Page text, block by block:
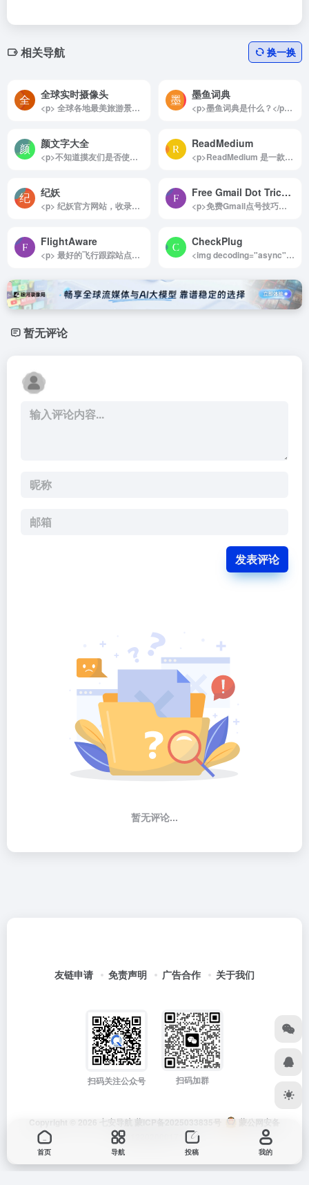
相关导航 换一换
全球实时摄像头
<p> 全球各地最美旅游景点实况摄像头。 </p>
墨鱼词典
<p>墨鱼词典是什么？</p><p>墨鱼词典，网络流行梗百科词典，它是一个专注于网络流行文化的在线百科全书，旨在为广大热梗爱好者提供一个交流和分享的平台。这个词典汇集了丰富多样的流行梗、热门词汇、俚语以及其他网络用语，涵盖了当下最受欢迎的网络文化现象。随着网络语言的不断演变，墨鱼词典也在持续更新，确保用户能够获取最新的流行信息和趋势。</p><p>为什么要创建墨鱼词典？</p><p>在当今数字化时代，网络语言和流行文化迅速发展，新的梗层出不穷，许多人在日常交流中常常会遇到不熟悉的词汇和表达。墨鱼词典的诞生正是为了填补这一空白，帮助用户更好地理解和使用这些流行语。通过这个平台，用户不仅可以查找和学习各种流行梗，还可以参与到社区讨论中，与其他热爱网络文化的人分享自己的见解和创意。</p><p>墨鱼词典的设计旨在提供一个友好和互动的环境，鼓励用户贡献自己的知识和经验。无论是对网络文化感兴趣的年轻人，还是希望了解最新流行趋势的各个年龄段的用户，都能在这里找到乐趣和启发。通过不断的更新和社区互动，墨鱼词典希望成为网络流行文化的权威参考，推动这一文化现象的传播与发展。</p><img decoding="async" data-src="//www.40000.net/wp-content/uploads/2024/12/20241215075501-675e8b5567202.webp" src="https://www.40000.net/wp-content/themes/onenav/images/t.png" alt="墨鱼词典">
颜文字大全
<p>不知道摸友们是否使用过颜文字，这个网站收集了大量颜文字表情，可以按照分类进行查找，或者按照关键词，可以直接复制颜文字到剪切板。难得一见的简洁网站。</p>
ReadMedium
<p>ReadMedium 是一款专为阅读爱好者打造的工具型网站，旨在免费解析 Medium 平台上的付费会员文章，让用户无需注册登录 Medium 账号，也不必订阅付费专区，就能轻松畅享优质内容。无论是想扩展知识领域，还是仅为满足阅读需求，ReadMedium 都提供了便捷的解决方案。</p><p>这款工具的使用方式简单高效，仅需几步即可实现免费阅读 Medium 会员文章：</p><p>直接解析文章链接：将目标 Medium 会员文章的链接复制到 ReadMedium 官网的输入框，点击“Go”按钮，即可解锁文章内容。<br>快速链接修改法：在 Medium 文章的网址前添加“read”一词，然后回车访问，即可直接解析并打开文章。例如，将 https://medium.com/&#8230; 改为 https://read.medium.com/&#8230;，文章内容瞬间呈现。<br>ReadMedium 的设计初衷是降低信息获取门槛，为更多人提供探索 Medium 深度内容的机会。它支持多种类型的文章解析，包括技术博客、商业案例、个人成长故事等，满足用户的多元化阅读需求。</p><p>作为一个便捷的内容访问工具，ReadMedium 特别适合那些对 Medium 内容感兴趣但暂未订阅会员的用户。它帮助用户在无额外付费的情况下，获取高质量的知识和灵感，是阅读爱好者不可多得的助力工具。</p><img decoding="async" data-src="//www.40000.net/wp-content/uploads/2024/12/20241215075354-675e8b12a5632.webp" src="https://www.40000.net/wp-content/themes/onenav/images/t.png" alt="ReadMedium">
纪妖
<p> 纪妖官方网站，收录中华上下具有历史意义的怪力乱神文化，包括但不仅限于妖，怪，神，魔，鬼，精，仙等，纪妖网带你了解古今中外不同的文化知识。 </p>
Free Gmail Dot Trick Generator
<p>免费Gmail点号技巧生成器是一款实用的工具，允许用户通过一个Gmail地址生成多个账户。这一技巧可以用于多种场景，例如在同一Gmail账号下注册多个网站账户，或者保护用户的隐私。此外，这个生成器也被称为Google Mail技巧、Gmail点号技巧、假Gmail生成器等。</p><p>该技巧的原理在于Gmail会自动忽略电子邮件地址中的点号。这一设计是为了减少用户在输入电子邮件时可能出现的拼写错误。然而，许多网站却将带有点号的电子邮件视为不同的电子邮件ID。因此，用户在注册新网站时，可以在电子邮件中添加点号，从而充分利用Gmail地址的灵活性，轻松创建多个账户。</p><img decoding="async" data-src="//www.40000.net/wp-content/uploads/2024/12/20241215075454-675e8b4eb1afb.webp" src="https://www.40000.net/wp-content/themes/onenav/images/t.png" alt="Free Gmail Dot Trick Generator">
FlightAware
<p> 最好的飞行跟踪站点：实时跟踪地图、飞行状态、航空公司航班延误、私人/通用航空飞行及机场信息。 </p>
CheckPlug
<img decoding="async" data-src="//www.40000.net/wp-content/uploads/2024/12/20241215075551-675e8b87ec805.webp" src="https://www.40000.net/wp-content/themes/onenav/images/t.png" alt="CheckPlug"><p>CheckPlug 是旅行者的理想助手，能够帮助用户轻松找到适合他们的插头和适配器。无论是出国旅行还是出差，这个网站都能快速提供有关各国插头类型和规格的信息，确保您在旅行期间不再为插头不匹配而烦恼。此外，网站还提供直接购买适配器的链接，极大地方便了用户的出行准备，让旅行更加顺畅无忧。</p><p>详细介绍：</p><p>CheckPlug 是一个专门为旅行者设计的在线工具，旨在帮助用户快速找到合适的插头和适配器，确保他们在前往不同国家时能够顺利使用电子设备。无论您是计划去欧洲、亚洲还是其他地区，这个网站都能为您提供必要的信息。</p><p>使用 CheckPlug 非常简单，用户只需选择出发国家和目的国家，然后点击“Check Plugs”按钮，系统会迅速显示两个国家的插座规格参数。这些信息包括插头类型、电压和频率等，帮助您更好地了解目标国的电力系统。此外，CheckPlug 还提供了便捷的购买链接，用户可以直接通过亚马逊等平台购买所需的插头适配器，免去额外搜索的烦恼。</p><p>这一网站的全球适用性使其成为旅行者必备的工具之一，尤其适合频繁出行的商务人士和热爱旅行的朋友们。通过 CheckPlug，您不仅可以轻松获取插头信息，还能确保自己的电子设备在旅途中随时可用，避免因电源问题造成的不便。总之，CheckPlug 是每位计划出行的用户值得信赖的资源，为您的旅行增添便利与舒适。</p>
暂无评论
发表评论
暂无评论...
友链申请 免责声明 广告合作 关于我们
扫码关注公众号 扫码加群
Copyright © 2026 七安导航 蒙ICP备2025033835号
蒙公网安备
15012202000171号
首页 导航 投稿 我的